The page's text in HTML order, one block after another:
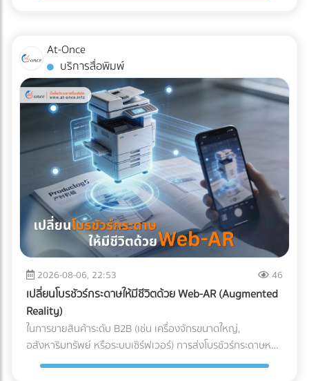
ต้องหยุดทำงานไปด้วย เพื่อความปลอดภัยของช่างไฟที่กำลัง
ซ่อมแซมสายไฟอยู่ด้านนอก ทำให้โรงงานต้องพึ่งพาเครื่องปั่นไฟ
(Generator) ที่ใช้น้ำมันดีเซลซึ่งมีต้นทุนสูงและปล่อยมลพิษอีก
ด้วย แต่ในปี 2026 เทคโนโลยี Industrial ESS (Energy Storage
System) หรือแบตเตอรี่อุตสาหกรรม ได้เข้ามาปฏิวัติวงการ การ
ผสานระบบ Solar Hybrid เข้ากับ ESS กลายเป็นจิ๊กซอว์ชิ้น
สำคัญที่เจ้าของโรงงานกำลังจับตามอง คำถามคือ... การลงทุน
ระบบนี้ "คุ้มทุน" จริงหรือไม่? บทความนี้จะพาคุณไปเจาะลึกทุกมิติ
ครับ "ต้นทุนแฝง" เมื่อเครื่องจักรสะดุด ที่บิลค่าไฟไม่ได้บอกคุณ
ก่อนจะตอบว่าแบตเตอรี่คุ้มไหม เราต้องประเมิน "ความสูญเสีย"
ที่แท้จริงเวลาโรงงานไฟดับกันก่อนครับ ซึ่งมักจะประกอบไปด้วย 3
ประเด็นที่รบกวนใจผู้บริหารหลายคน: วัตถุดิบที่ต้องเททิ้ง
(Wasted Raw Materials): สำหรับโรงงานพลาสติก อาหาร
หรือเคมีภัณฑ์ หากความร้อนตกหรือสายพานหยุดกะทันหัน
วัตถุดิบที่ค้างอยู่ในเครื่องจักรจะเสียหายและกลายเป็นของเสีย
(Defect/Scrap) ทันที เวลาในการรีเซ็ตระบบ (Downtime &
Restart Time): ไฟดับ 15 นาที ไม่ได้แปลว่ากลับมาผลิตต่อได้ใน
นาทีที่ 16 เครื่องจักรขนาดใหญ่ CNC หรือเตาอบ ต้องใช้เวลา
วอร์มอัปและตั้งค่าพารามิเตอร์ใหม่ ซึ่งอาจกินเวลาเป็นชั่วโมง ค่า
ปรับและความเชื่อมั่น (Penalties & Reputation): การสะดุดของ
At-Once
บริการสื่อพิมพ์
2026-08-06, 22:53 46
เปลี่ยนโบรชัวร์กระดาษให้มีชีวิตด้วย Web-AR (Augmented
Reality)
ในการขายสินค้าระดับ B2B (เช่น เครื่องจักรขนาดใหญ่,
อสังหาริมทรัพย์ หรือระบบเซิร์ฟเวอร์) การส่งโบรชัวร์กระดาษหนา
เตอะให้ผู้บริหารอ่าน มักจะจบลงที่ถังขยะ ในยุคที่คู่แข่งต่างนำ